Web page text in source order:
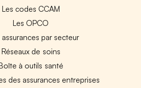
Les codes CCAM
Les OPCO
par secteur
Réseaux de soins
à outils santé
des assurances entreprises